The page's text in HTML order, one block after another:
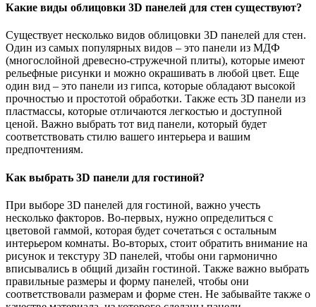
Какие виды облицовки 3D панелей для стен существуют?
Существует несколько видов облицовки 3D панелей для стен.
Один из самых популярных видов – это панели из МДФ
(многослойной древесно-стружечной плиты), которые имеют
рельефные рисунки и можно окрашивать в любой цвет. Еще
один вид – это панели из гипса, которые обладают высокой
прочностью и простотой обработки. Также есть 3D панели из
пластмассы, которые отличаются легкостью и доступной
ценой. Важно выбрать тот вид панели, который будет
соответствовать стилю вашего интерьера и вашим
предпочтениям.
Как выбрать 3D панели для гостиной?
При выборе 3D панелей для гостиной, важно учесть
несколько факторов. Во-первых, нужно определиться с
цветовой гаммой, которая будет сочетаться с остальным
интерьером комнаты. Во-вторых, стоит обратить внимание на
рисунок и текстуру 3D панелей, чтобы они гармонично
вписывались в общий дизайн гостиной. Также важно выбрать
правильные размеры и форму панелей, чтобы они
соответствовали размерам и форме стен. Не забывайте также о